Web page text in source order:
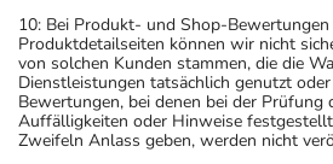
10: Bei Produkt- und Shop-
Produktdetailseiten können wir nicht
von solchen Kunden stammen, die die
Dienstleistungen tatsächlich genutzt
Bewertungen, bei denen bei der Prüfung
Auffälligkeiten oder Hinweise
Zweifeln Anlass geben, werden nicht